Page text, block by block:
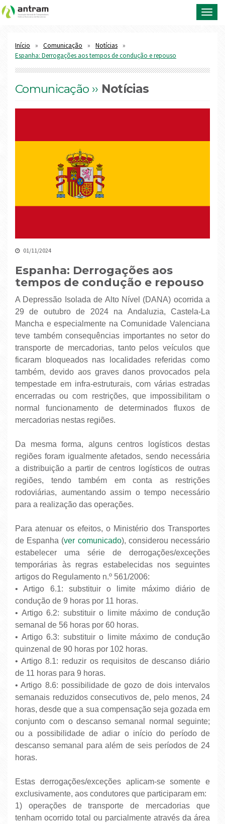
Início Comunicação
Notícias
Espanha: Derrogações aos tempos de condução e repouso
Comunicação ›› Notícias
01/11/2024
Espanha: Derrogações aos
tempos de condução e repouso
A Depressão Isolada de Alto Nível (DANA) ocorrida a
29 de outubro de 2024 na Andaluzia, Castela-La
Mancha e especialmente na Comunidade Valenciana
teve também consequências importantes no setor do
transporte de mercadorias, tanto pelos veículos que
ficaram bloqueados nas localidades referidas como
também, devido aos graves danos provocados pela
tempestade em infra-estruturais, com várias estradas
encerradas ou com restrições, que impossibilitam o
normal funcionamento de determinados fluxos de
mercadorias nestas regiões.
Da mesma forma, alguns centros logísticos destas
regiões foram igualmente afetados, sendo necessária
a distribuição a partir de centros logísticos de outras
regiões, tendo também em conta as restrições
rodoviárias, aumentando assim o tempo necessário
para a realização das operações.
Para atenuar os efeitos, o Ministério dos Transportes
de Espanha (ver comunicado), considerou necessário
estabelecer uma série de derrogações/exceções
temporárias às regras estabelecidas nos seguintes
artigos do Regulamento n.º 561/2006:
• Artigo 6.1: substituir o limite máximo diário de
condução de 9 horas por 11 horas.
• Artigo 6.2: substituir o limite máximo de condução
semanal de 56 horas por 60 horas.
• Artigo 6.3: substituir o limite máximo de condução
quinzenal de 90 horas por 102 horas.
• Artigo 8.1: reduzir os requisitos de descanso diário
de 11 horas para 9 horas.
• Artigo 8.6: possibilidade de gozo de dois intervalos
semanais reduzidos consecutivos de, pelo menos, 24
horas, desde que a sua compensação seja gozada em
conjunto com o descanso semanal normal seguinte;
ou a possibilidade de adiar o início do período de
descanso semanal para além de seis períodos de 24
horas.
Estas derrogações/exceções aplicam-se somente e
exclusivamente, aos condutores que participaram em:
1) operações de transporte de mercadorias que
tenham ocorrido total ou parcialmente através da área